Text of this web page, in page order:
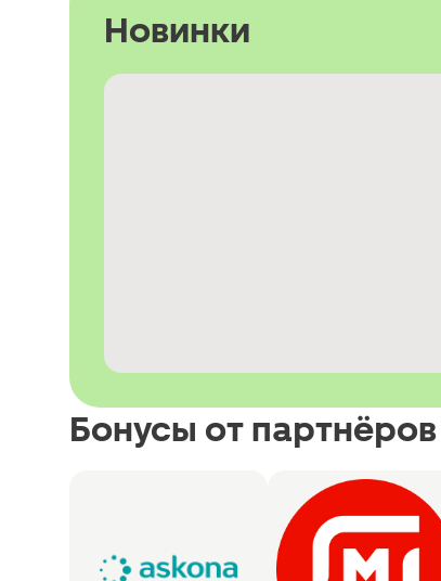
Новинки
Бонусы от партнёров